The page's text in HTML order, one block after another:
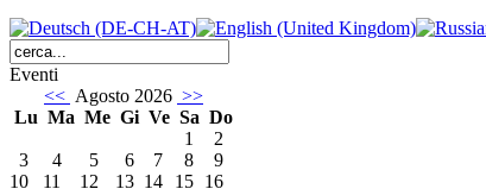
Eventi
<< Agosto 2026 >>
Lu Ma Me Gi Ve Sa Do
1
2
3
4 5 6 7 8
9
10
11 12 13 14 15 16